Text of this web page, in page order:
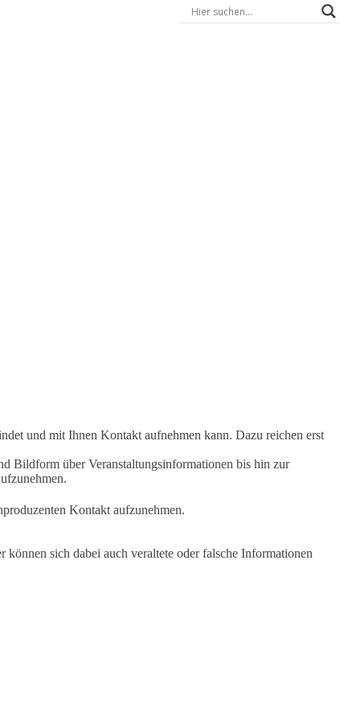
und mit Ihnen Kontakt aufnehmen kann. Dazu reichen erst
Bildform über Veranstaltungsinformationen bis hin zur
Kontakt aufzunehmen.
sich dabei auch veraltete oder falsche Informationen